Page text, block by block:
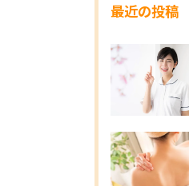
最近の投稿